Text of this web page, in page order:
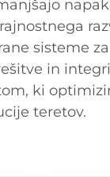
sisteme
in
ki
teretov.